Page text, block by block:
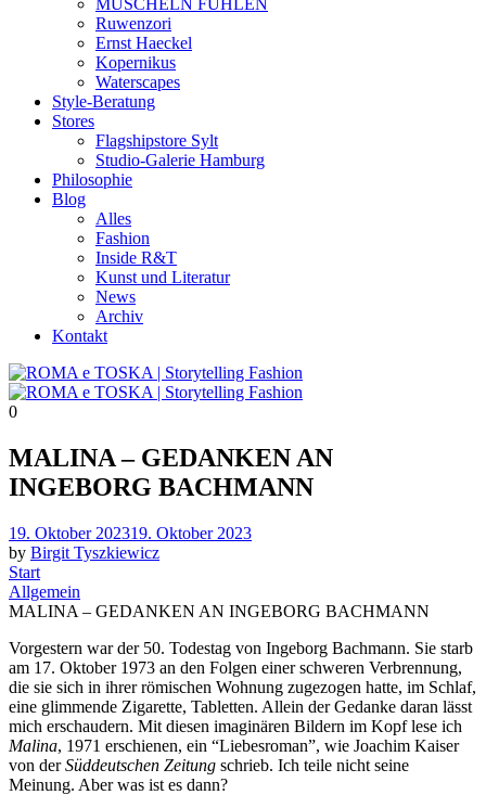
MUSCHELN FÜHLEN
Ruwenzori
Ernst Haeckel
Kopernikus
Waterscapes
Style-Beratung
Stores
Flagshipstore Sylt
Studio-Galerie Hamburg
Philosophie
Blog
Alles
Fashion
Inside R&T
Kunst und Literatur
News
Archiv
Kontakt
0
MALINA – GEDANKEN AN
INGEBORG BACHMANN
Posted
on
19. Oktober 202319. Oktober 2023
by Birgit Tyszkiewicz
Start
Allgemein
MALINA – GEDANKEN AN INGEBORG BACHMANN
Vorgestern war der 50. Todestag von Ingeborg Bachmann. Sie starb
am 17. Oktober 1973 an den Folgen einer schweren Verbrennung,
die sie sich in ihrer römischen Wohnung zugezogen hatte, im Schlaf,
eine glimmende Zigarette, Tabletten. Allein der Gedanke daran lässt
mich erschaudern. Mit diesen imaginären Bildern im Kopf lese ich
Malina, 1971 erschienen, ein “Liebesroman”, wie Joachim Kaiser
von derSüddeutschen Zeitung schrieb. Ich teile nicht seine
Meinung. Aber was ist es dann?